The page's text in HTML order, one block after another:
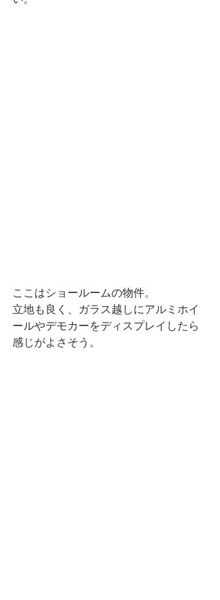
ここはショールームの物件。
立地も良く、ガラス越しにアルミホイ
ールやデモカーをディスプレイしたら
感じがよさそう。